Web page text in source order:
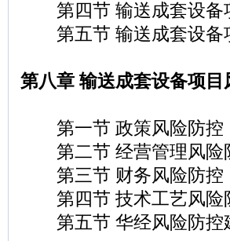
第四节 输送成套设备
第五节 输送成套设备
第八章 输送成套设备项目
第一节 政策风险防控
第二节 经营管理风险
第三节 财务风险防控
第四节 技术工艺风险
第五节 华经风险防控